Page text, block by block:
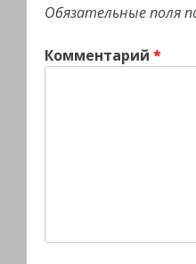
Обязательные поля
Комментарий *